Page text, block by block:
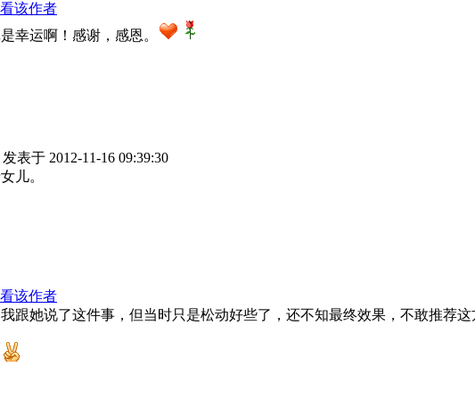
该作者
幸运啊！感谢，感恩。
发表于 2012-11-16 09:39:30
儿。
该作者
跟她说了这件事，但当时只是松动好些了，还不知最终效果，不敢推荐这